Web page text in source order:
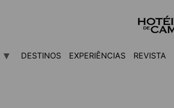
DESTINOS EXPERIÊNCIAS REVISTA